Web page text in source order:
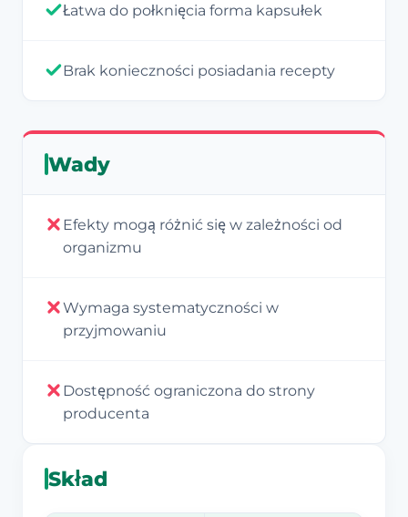
Łatwa do połknięcia forma kapsułek
Brak konieczności posiadania recepty
Wady
Efekty mogą różnić się w zależności od
organizmu
Wymaga systematyczności w
przyjmowaniu
Dostępność ograniczona do strony
producenta
Skład